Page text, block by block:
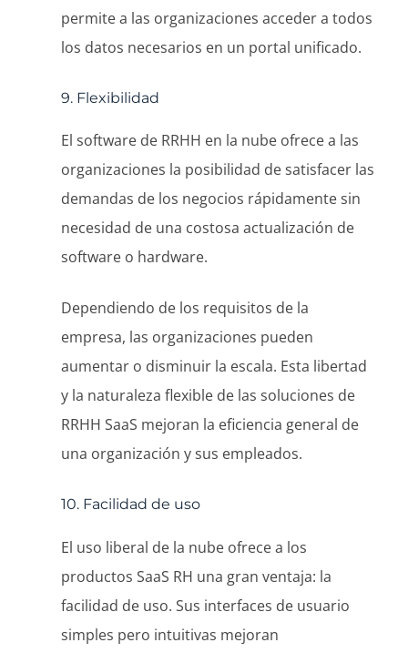
permite a las organizaciones acceder a todos
los datos necesarios en un portal unificado.
9. Flexibilidad
El software de RRHH en la nube ofrece a las
organizaciones la posibilidad de satisfacer las
demandas de los negocios rápidamente sin
necesidad de una costosa actualización de
software o hardware.
Dependiendo de los requisitos de la
empresa, las organizaciones pueden
aumentar o disminuir la escala. Esta libertad
y la naturaleza flexible de las soluciones de
RRHH SaaS mejoran la eficiencia general de
una organización y sus empleados.
10. Facilidad de uso
El uso liberal de la nube ofrece a los
productos SaaS RH una gran ventaja: la
facilidad de uso. Sus interfaces de usuario
simples pero intuitivas mejoran